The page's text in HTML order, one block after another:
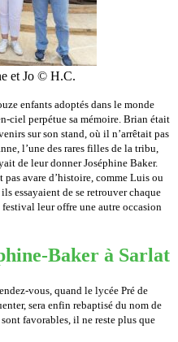
et Jo © H.C.
enfants adoptés dans le monde
ciel perpétue sa mémoire. Brian était
sur son stand, où il n’arrêtait pas
l’une des rares filles de la tribu,
de leur donner Joséphine Baker.
avare d’histoire, comme Luis ou
essayaient de se retrouver chaque
leur offre une autre occasion
Baker à Sarlat
vous, quand le lycée Pré de
sera enfin rebaptisé du nom de
favorables, il ne reste plus que